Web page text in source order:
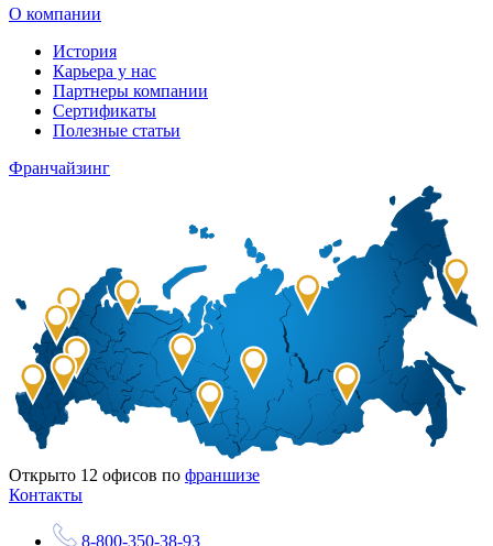
О компании
История
Карьера у нас
Партнеры компании
Сертификаты
Полезные статьи
Франчайзинг
Открыто 12 офисов по франшизе
Контакты
8-800-350-38-93